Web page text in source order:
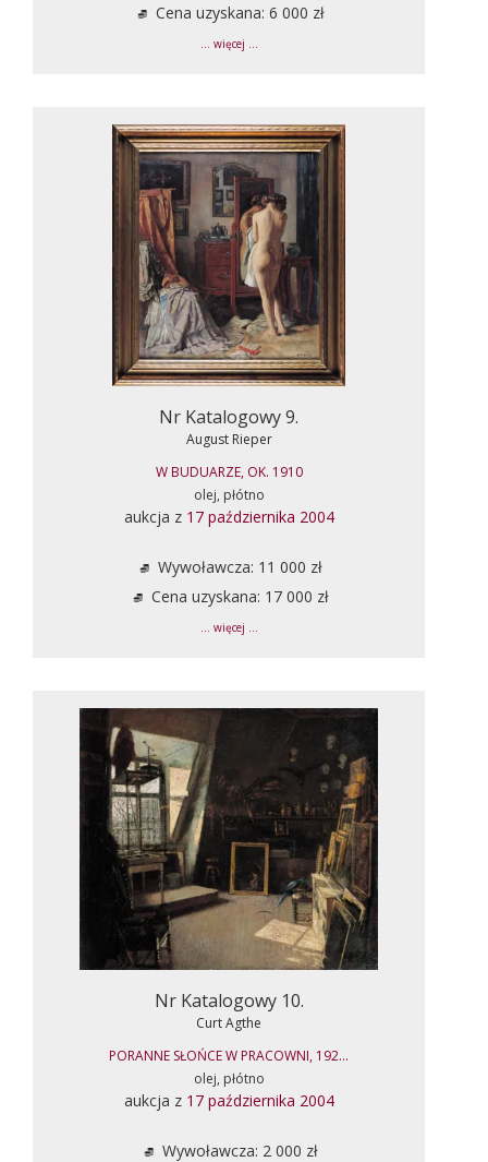
Cena uzyskana: 6 000 zł
... więcej ...
Nr Katalogowy 9.
August Rieper
W BUDUARZE, OK. 1910
olej, płótno
aukcja z 17 października 2004
Wywoławcza: 11 000 zł
Cena uzyskana: 17 000 zł
... więcej ...
Nr Katalogowy 10.
Curt Agthe
PORANNE SŁOŃCE W PRACOWNI, 192...
olej, płótno
aukcja z 17 października 2004
Wywoławcza: 2 000 zł